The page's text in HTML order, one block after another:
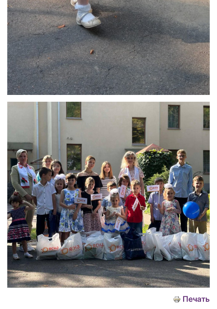
Печать